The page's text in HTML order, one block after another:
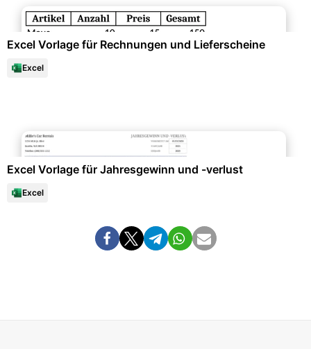
Excel Vorlage für Rechnungen und Lieferscheine
Excel
Excel Vorlage für Jahresgewinn und -verlust
Excel